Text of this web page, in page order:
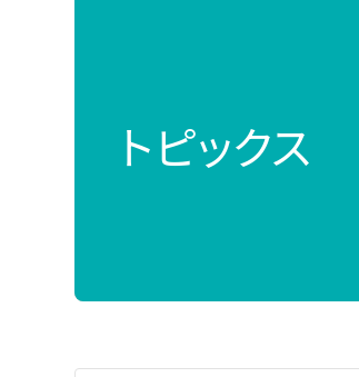
トピックス